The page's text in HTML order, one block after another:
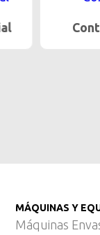
Control
MÁQUINAS Y
Máquinas